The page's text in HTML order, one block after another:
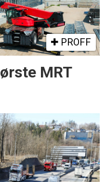
PROFF
MRT